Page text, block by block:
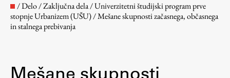
/Delo/Zaključna dela/Univerzitetni študijski program prve
stopnje Urbanizem (UŠU)/Mešane skupnosti začasnega, občasnega
in stalnega prebivanja
Mešane skupnosti